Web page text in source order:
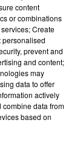
soif de
est
avec
du Charolais,
billetterie sur
content
or combinations
Create
personalised
prevent and
and content;
may
data to offer
actively
data from
based on